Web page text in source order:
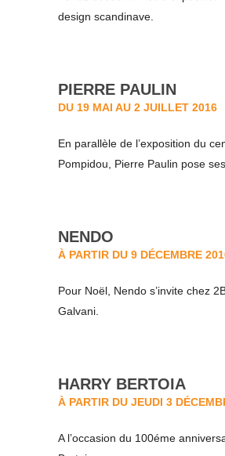
design scandinave.
PIERRE PAULIN
DU 19 MAI AU 2 JUILLET 2016
En parallèle de l’exposition du
Pompidou, Pierre Paulin pose
NENDO
À PARTIR DU 9 DÉCEMBRE
Pour Noël, Nendo s’invite chez
Galvani.
HARRY BERTOIA
À PARTIR DU JEUDI 3
A l’occasion du 100éme